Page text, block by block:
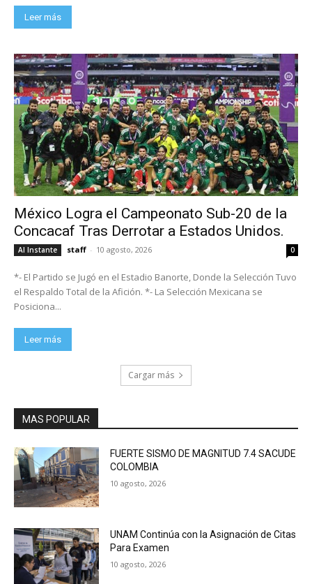
Leer más
México Logra el Campeonato Sub-20 de la
Concacaf Tras Derrotar a Estados Unidos.
Al Instante staff - 10 agosto, 2026 0
*- El Partido se Jugó en el Estadio Banorte, Donde la Selección Tuvo
el Respaldo Total de la Afición. *- La Selección Mexicana se
Posiciona...
Leer más
Cargar más
MAS POPULAR
FUERTE SISMO DE MAGNITUD 7.4 SACUDE
COLOMBIA
10 agosto, 2026
UNAM Continúa con la Asignación de Citas
Para Examen
10 agosto, 2026